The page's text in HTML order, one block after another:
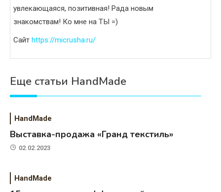
увлекающаяся, позитивная! Рада новым
знакомствам! Ко мне на ТЫ =)
Сайт https://micrusha.ru/
Еще статьи HandMade
HandMade
Выставка-продажа «Гранд текстиль»
02.02.2023
HandMade